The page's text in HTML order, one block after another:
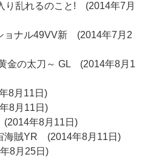
り乱れるのこと! (2014年7月
ョナル49VV新 (2014年7月2
金の太刀～ GL (2014年8月1
8月11日)
8月11日)
年8月11日)
海賊YR (2014年8月11日)
8月25日)